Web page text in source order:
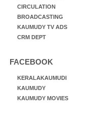
CIRCULATION
BROADCASTING
KAUMUDY TV ADS
CRM DEPT
FACEBOOK
KERALAKAUMUDI
KAUMUDY
KAUMUDY MOVIES